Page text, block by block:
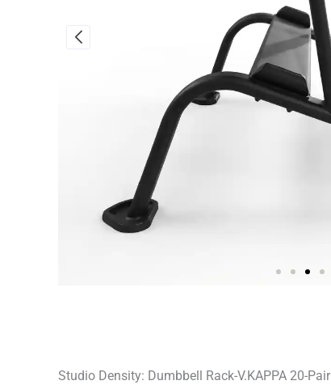
Studio Density: Dumbbell Rack-V.KAPPA 20-Pair